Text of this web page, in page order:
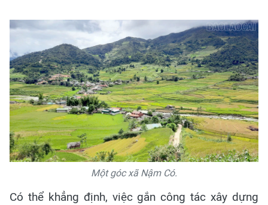
Một góc xã Nậm Có.
Có thể khẳng định, việc gắn công tác xây dựng